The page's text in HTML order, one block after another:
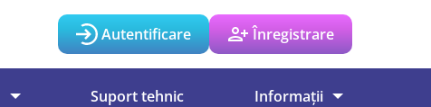
Autentificare Înregistrare
Suport tehnic Informații